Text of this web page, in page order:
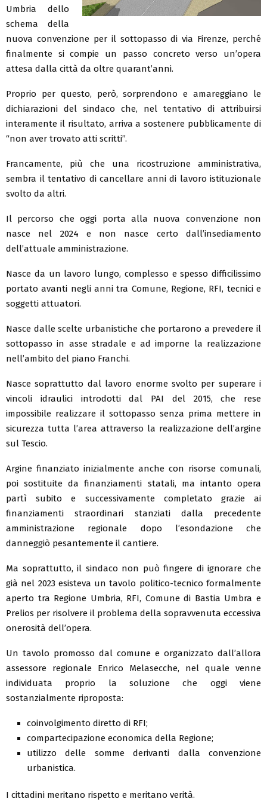
Umbria dello
schema della
nuova convenzione per il sottopasso di via Firenze, perché
finalmente si compie un passo concreto verso un’opera
attesa dalla città da oltre quarant’anni.
Proprio per questo, però, sorprendono e amareggiano le
dichiarazioni del sindaco che, nel tentativo di attribuirsi
interamente il risultato, arriva a sostenere pubblicamente di
“non aver trovato atti scritti”.
Francamente, più che una ricostruzione amministrativa,
sembra il tentativo di cancellare anni di lavoro istituzionale
svolto da altri.
Il percorso che oggi porta alla nuova convenzione non
nasce nel 2024 e non nasce certo dall’insediamento
dell’attuale amministrazione.
Nasce da un lavoro lungo, complesso e spesso difficilissimo
portato avanti negli anni tra Comune, Regione, RFI, tecnici e
soggetti attuatori.
Nasce dalle scelte urbanistiche che portarono a prevedere il
sottopasso in asse stradale e ad imporne la realizzazione
nell’ambito del piano Franchi.
Nasce soprattutto dal lavoro enorme svolto per superare i
vincoli idraulici introdotti dal PAI del 2015, che rese
impossibile realizzare il sottopasso senza prima mettere in
sicurezza tutta l’area attraverso la realizzazione dell’argine
sul Tescio.
Argine finanziato inizialmente anche con risorse comunali,
poi sostituite da finanziamenti statali, ma intanto opera
partì subito e successivamente completato grazie ai
finanziamenti straordinari stanziati dalla precedente
amministrazione regionale dopo l’esondazione che
danneggiò pesantemente il cantiere.
Ma soprattutto, il sindaco non può fingere di ignorare che
già nel 2023 esisteva un tavolo politico-tecnico formalmente
aperto tra Regione Umbria, RFI, Comune di Bastia Umbra e
Prelios per risolvere il problema della sopravvenuta eccessiva
onerosità dell’opera.
Un tavolo promosso dal comune e organizzato dall’allora
assessore regionale Enrico Melasecche, nel quale venne
individuata proprio la soluzione che oggi viene
sostanzialmente riproposta:
coinvolgimento diretto di RFI;
compartecipazione economica della Regione;
utilizzo delle somme derivanti dalla convenzione
urbanistica.
I cittadini meritano rispetto e meritano verità.